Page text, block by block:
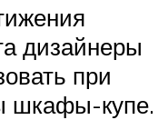
дизайнеры
при
шкафы-купе.